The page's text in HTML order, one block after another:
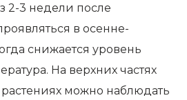
2-3 недели после
в осенне-
снижается уровень
На верхних частях
можно наблюдать